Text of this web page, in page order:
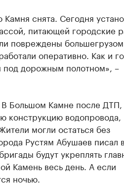
снята. Сегодня
питающей городские
повреждены большегрузом.
оперативно. Как и
под дорожным полотном», –
В Большом Камне после ДТП,
конструкцию водопровода,
могли остаться без
Рустям Абушаев писал в
будут укреплять
Камень весь день. А если
ночью.